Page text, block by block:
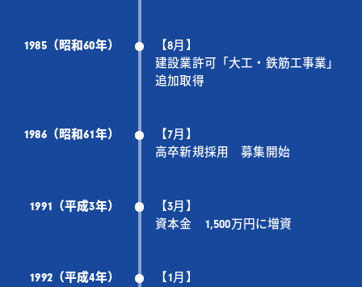
1985（昭和60年）
【8月】
建設業許可「大工・鉄筋工事業」
追加取得
1986（昭和61年）
【7月】
高卒新規採用 募集開始
1991（平成3年）
【3月】
資本金 1,500万円に増資
1992（平成4年）
【1月】